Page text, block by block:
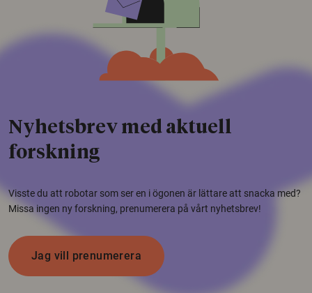
Nyhetsbrev med aktuell
forskning
Visste du att robotar som ser en i ögonen är lättare att snacka med?
Missa ingen ny forskning, prenumerera på vårt nyhetsbrev!
Jag vill prenumerera